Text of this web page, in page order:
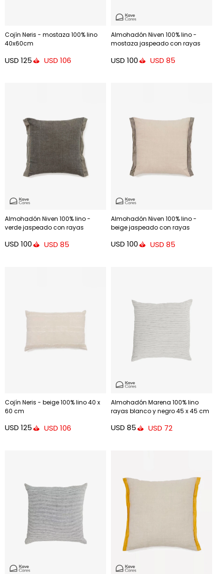
Cojín Neris - mostaza 100% lino
40x60cm
USD 125 USD 106
Almohadón Niven 100% lino -
mostaza jaspeado con rayas
USD 100 USD 85
Almohadón Niven 100% lino -
verde jaspeado con rayas
USD 100 USD 85
Almohadón Niven 100% lino -
beige jaspeado con rayas
USD 100 USD 85
Cojín Neris - beige 100% lino 40 x
60 cm
USD 125 USD 106
Almohadón Marena 100% lino
rayas blanco y negro 45 x 45 cm
USD 85 USD 72